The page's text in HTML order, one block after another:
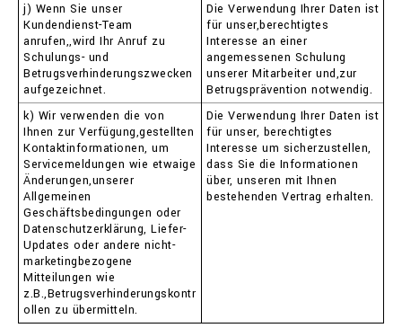
j) Wenn Sie unser
Kundendienst-Team
anrufen,,wird Ihr Anruf zu
Schulungs- und
Betrugsverhinderungszwecken
aufgezeichnet.
Die Verwendung Ihrer Daten ist
für unser,berechtigtes
Interesse an einer
angemessenen Schulung
unserer Mitarbeiter und,zur
Betrugsprävention notwendig.
k) Wir verwenden die von
Ihnen zur Verfügung,gestellten
Kontaktinformationen, um
Servicemeldungen wie etwaige
Änderungen,unserer
Allgemeinen
Geschäftsbedingungen oder
Datenschutzerklärung, Liefer-
Updates oder andere nicht-
marketingbezogene
Mitteilungen wie
z.B.,Betrugsverhinderungskontr
ollen zu übermitteln.
Die Verwendung Ihrer Daten ist
für unser, berechtigtes
Interesse um sicherzustellen,
dass Sie die Informationen
über, unseren mit Ihnen
bestehenden Vertrag erhalten.